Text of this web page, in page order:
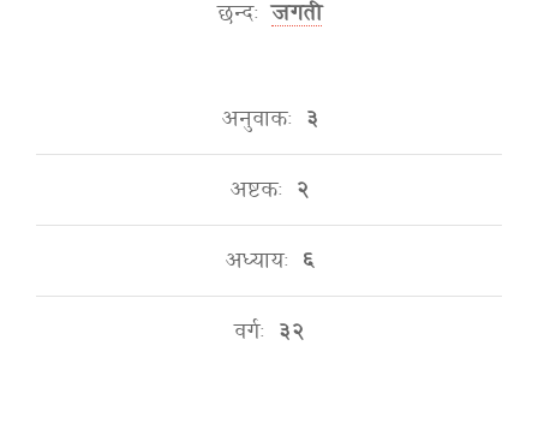
छन्दः जगती
अनुवाकः ३
अष्टकः २
अध्यायः ६
वर्गः ३२